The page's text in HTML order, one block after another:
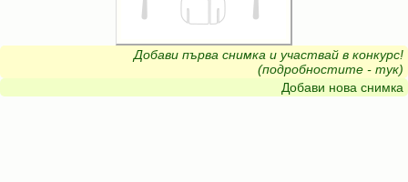
Добави първа снимка и участвай в конкурс!
(подробностите - тук)
Добави нова снимка